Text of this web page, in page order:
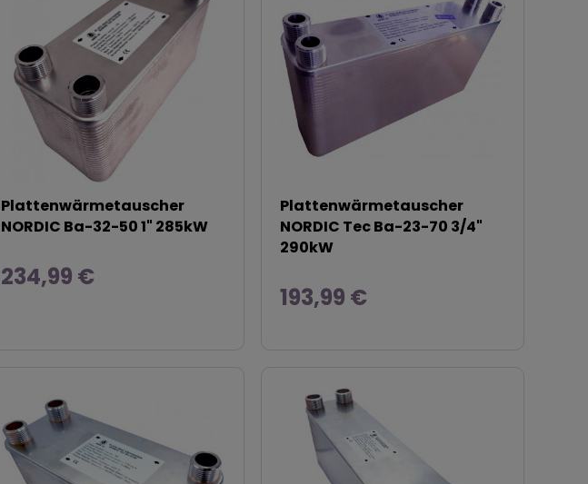
Plattenwärmetauscher
NORDIC Ba-32-50 1" 285kW
234,99 €
Plattenwärmetauscher
NORDIC Tec Ba-23-70 3/4"
290kW
193,99 €